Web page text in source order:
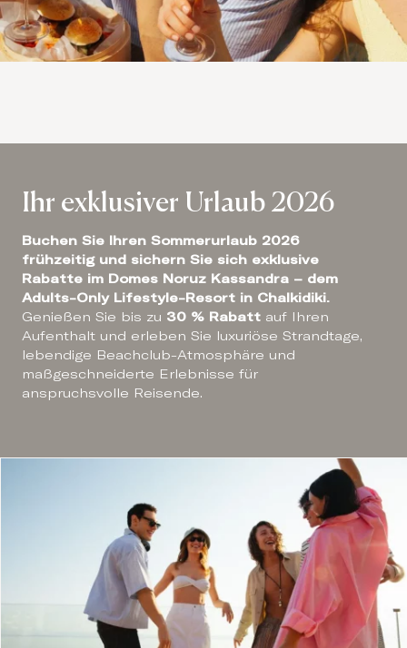
Ihr exklusiver Urlaub 2026
Buchen Sie Ihren Sommerurlaub 2026
frühzeitig und sichern Sie sich exklusive
Rabatte im Domes Noruz Kassandra – dem
Adults-Only Lifestyle-Resort in Chalkidiki.
Genießen Sie bis zu 30 % Rabatt auf Ihren
Aufenthalt und erleben Sie luxuriöse Strandtage,
lebendige Beachclub-Atmosphäre und
maßgeschneiderte Erlebnisse für
anspruchsvolle Reisende.